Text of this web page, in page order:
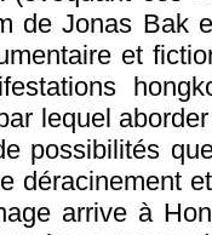
de Jonas Bak
et
lequel
possibilités
déracinement
arrive à